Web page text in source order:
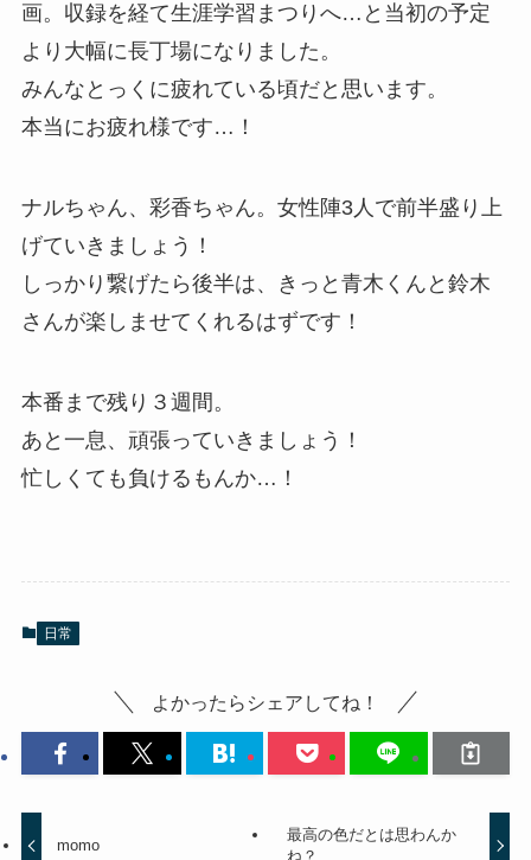
画。収録を経て生涯学習まつりへ…と当初の予定
より大幅に長丁場になりました。
みんなとっくに疲れている頃だと思います。
本当にお疲れ様です…！
ナルちゃん、彩香ちゃん。女性陣3人で前半盛り上
げていきましょう！
しっかり繋げたら後半は、きっと青木くんと鈴木
さんが楽しませてくれるはずです！
本番まで残り３週間。
あと一息、頑張っていきましょう！
忙しくても負けるもんか…！
日常
よかったらシェアしてね！
momo
最高の色だとは思わんか
ね？